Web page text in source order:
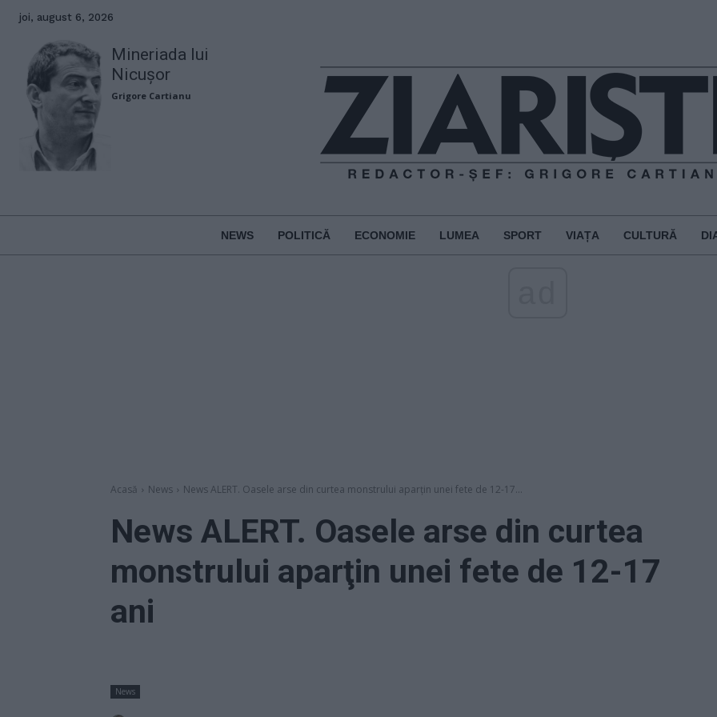
joi, august 6, 2026
Mineriada lui
Nicușor
Grigore Cartianu
NEWS POLITICĂ ECONOMIE LUMEA SPORT VIAȚA CULTURĂ
Acasă News News ALERT. Oasele arse din curtea monstrului aparţin unei fete de 12-17...
News ALERT. Oasele arse din curtea
monstrului aparţin unei fete de 12-17
ani
News